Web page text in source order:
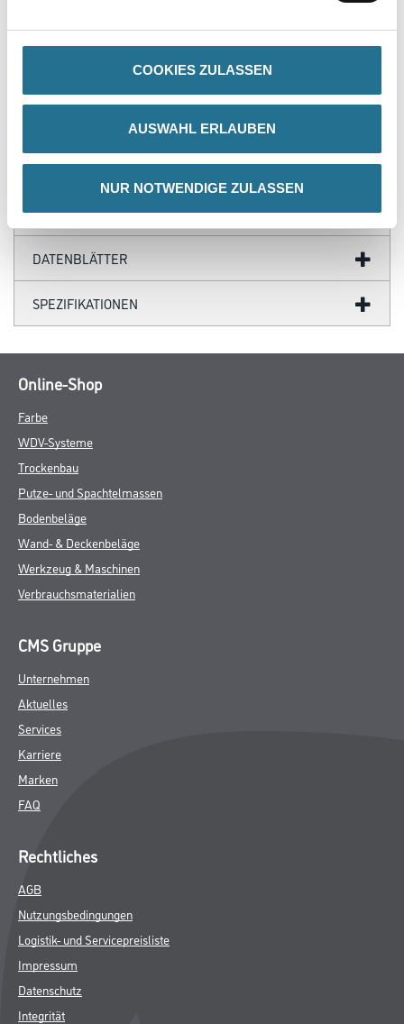
COOKIES ZULASSEN
AUSWAHL ERLAUBEN
NUR NOTWENDIGE ZULASSEN
ZUSATZINFOS
GEFAHRENHINWEISE
DATENBLÄTTER
SPEZIFIKATIONEN
Online-Shop
Farbe
WDV-Systeme
Trockenbau
Putze- und Spachtelmassen
Bodenbeläge
Wand- & Deckenbeläge
Werkzeug & Maschinen
Verbrauchsmaterialien
CMS Gruppe
Unternehmen
Aktuelles
Services
Karriere
Marken
FAQ
Rechtliches
AGB
Nutzungsbedingungen
Logistik- und Servicepreisliste
Impressum
Datenschutz
Integrität